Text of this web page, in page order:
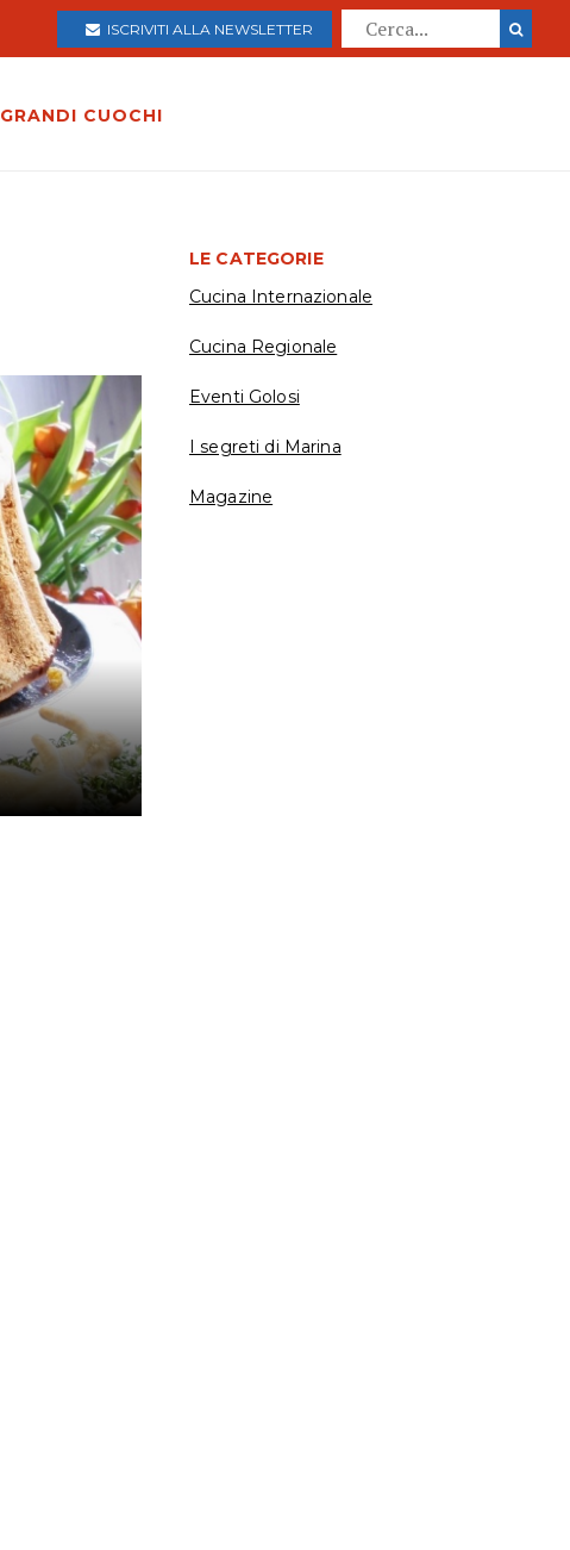
ISCRIVITI ALLA NEWSLETTER
GRANDI CUOCHI
LE CATEGORIE
Cucina Internazionale
Cucina Regionale
Eventi Golosi
I segreti di Marina
Magazine